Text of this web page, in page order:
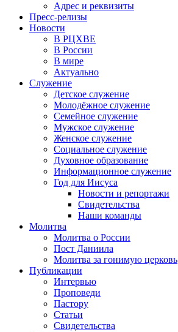
Адрес и реквизиты
Пресс-релизы
Новости
В РЦХВЕ
В России
В мире
Актуально
Служение
Детское служение
Молодёжное служение
Семейное служение
Мужское служение
Женское служение
Социальное служение
Духовное образование
Информационное служение
Год для Иисуса
Новости и репортажи
Свидетельства
Наши команды
Молитва
Молитва о России
Пост Даниила
Молитва за гонимую церковь
Публикации
Интервью
Проповеди
Пастору
Статьи
Свидетельства